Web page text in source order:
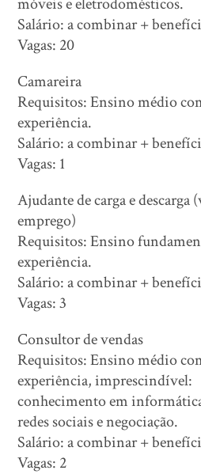
Salário: a combinar +
Vagas: 20
Camareira
Requisitos: Ensino médio
experiência.
Salário: a combinar +
Vagas: 1
Ajudante de carga e descarga
emprego)
Requisitos: Ensino
experiência.
Salário: a combinar +
Vagas: 3
Consultor de vendas
Requisitos: Ensino médio
experiência, imprescindível:
conhecimento em
redes sociais e negociação.
Salário: a combinar +
Vagas: 2